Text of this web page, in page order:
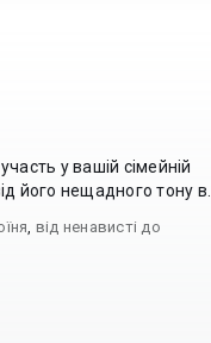
у вашій сімейній
його нещадного тону в...
, від ненависті до